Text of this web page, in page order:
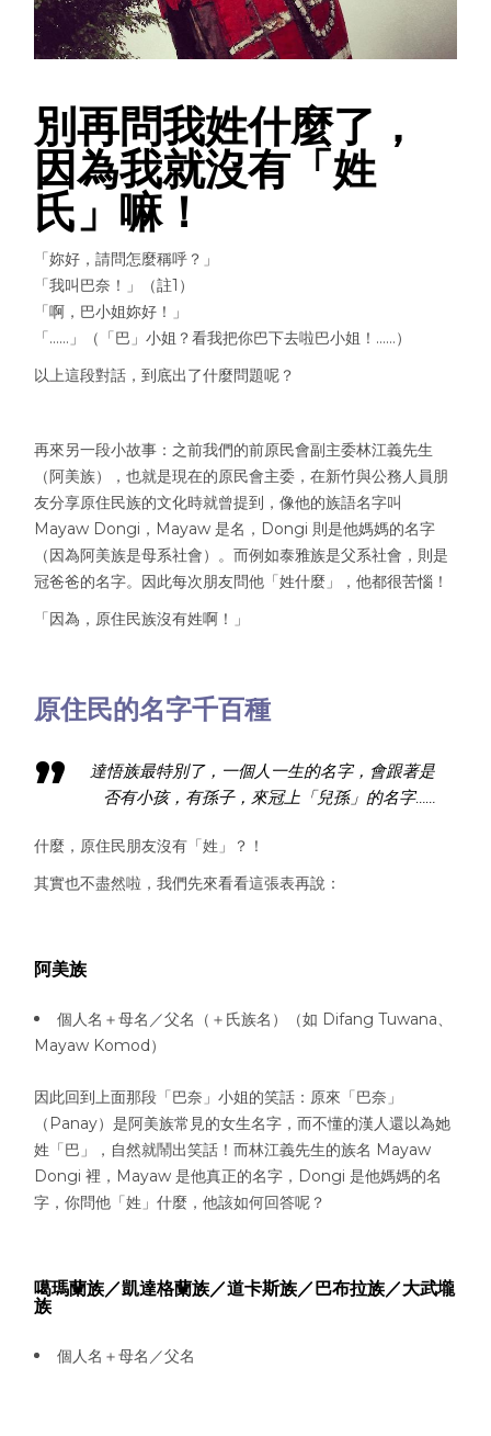
別再問我姓什麼了，
因為我就沒有「姓
氏」嘛！
「妳好，請問怎麼稱呼？」
「我叫巴奈！」（註1）
「啊，巴小姐妳好！」
「……」（「巴」小姐？看我把你巴下去啦巴小姐！……）
以上這段對話，到底出了什麼問題呢？
再來另一段小故事：之前我們的前原民會副主委林江義先生
（阿美族），也就是現在的原民會主委，在新竹與公務人員朋
友分享原住民族的文化時就曾提到，像他的族語名字叫
Mayaw Dongi，Mayaw 是名，Dongi 則是他媽媽的名字
（因為阿美族是母系社會）。而例如泰雅族是父系社會，則是
冠爸爸的名字。因此每次朋友問他「姓什麼」，他都很苦惱！
「因為，原住民族沒有姓啊！」
原住民的名字千百種
達悟族最特別了，一個人一生的名字，會跟著是
否有小孩，有孫子，來冠上「兒孫」的名字……
什麼，原住民朋友沒有「姓」？！
其實也不盡然啦，我們先來看看這張表再說：
阿美族
個人名＋母名／父名（＋氏族名）（如 Difang Tuwana、
Mayaw Komod）
因此回到上面那段「巴奈」小姐的笑話：原來「巴奈」
（Panay）是阿美族常見的女生名字，而不懂的漢人還以為她
姓「巴」，自然就鬧出笑話！而林江義先生的族名 Mayaw
Dongi 裡，Mayaw 是他真正的名字，Dongi 是他媽媽的名
字，你問他「姓」什麼，他該如何回答呢？
噶瑪蘭族／凱達格蘭族／道卡斯族／巴布拉族／大武壠
族
個人名＋母名／父名